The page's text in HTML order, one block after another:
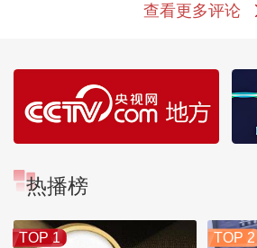
查看更多评论
热播榜
TOP 1 TOP 2